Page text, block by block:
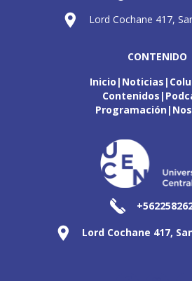
Lord Cochane 417,
CONTENIDO
Inicio Noticias
Contenidos
Programación
Lord Cochane 417,